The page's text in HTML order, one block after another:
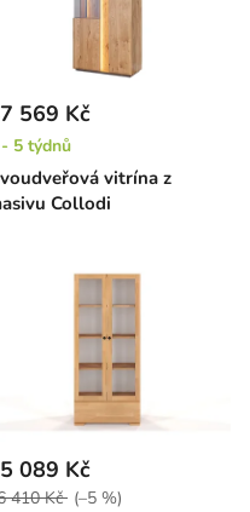
vitrína z
Collodi
569 Kč
5 týdnů
089 Kč
410 Kč (–5 %)